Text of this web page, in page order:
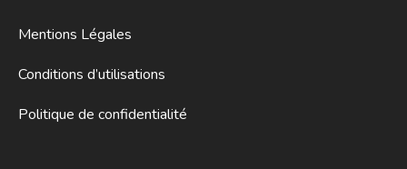
Mentions Légales
Conditions d’utilisations
Politique de confidentialité